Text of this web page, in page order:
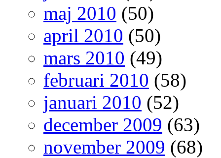
maj 2010 (50)
april 2010 (50)
mars 2010 (49)
februari 2010 (58)
januari 2010 (52)
december 2009 (63)
november 2009 (68)